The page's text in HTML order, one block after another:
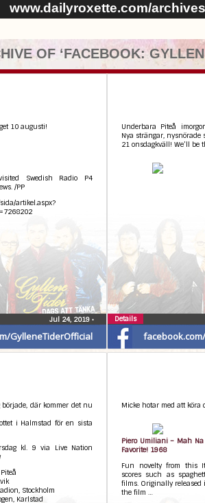
www.dailyroxette.com/archives
OF ‘FACEBOOK:
GylleneTiderOfficial
10 augusti!
Swedish Radio P4
/PP
artikel.aspx?
Jul 24, 2019 •
Underbara Piteå
Nya strängar, nysnörade
21 onsdagkväll! We’ll be
Details
där kommer det nu
i Halmstad för en sista
kl. 9 via Live Nation
Stockholm
Karlstad
Micke hotar med att köra
Piero Umiliani – Mah
Favorite! 1968
Fun novelty from this
scores such as
films. Originally
the film …